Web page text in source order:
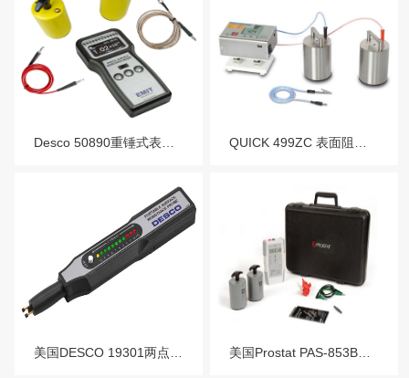
服务热线：13760205028
联系邮箱：liu56817@126.com
试仪